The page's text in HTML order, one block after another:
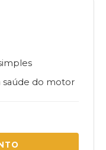
saúde do motor